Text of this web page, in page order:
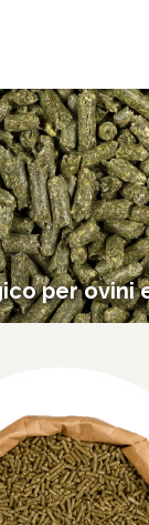
Animali
Prodotti
per ovini